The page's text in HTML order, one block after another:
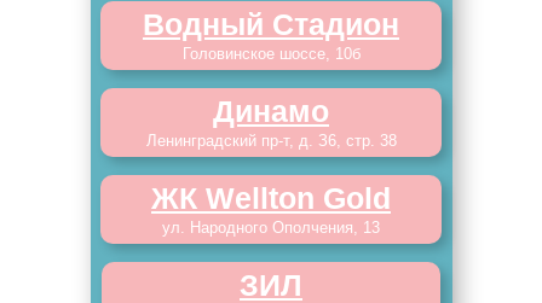
Водный Стадион
Головинское шоссе, 10б
ЗИЛ
Динамо
Ленинградский пр-т, д. З6, стр. 38
ЖК Wellton Gold
ул. Народного Ополчения, 13